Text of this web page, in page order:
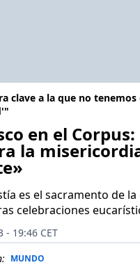
clave a la que no
en el Corpus:
la
es el sacramento de
celebraciones
- 19:46 CET
MUNDO